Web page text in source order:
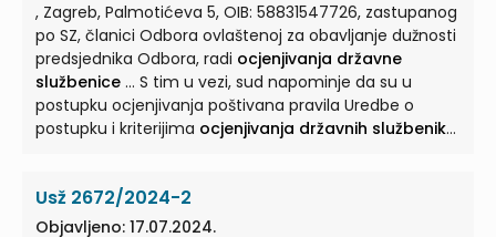
, Zagreb, Palmotićeva 5, OIB: 58831547726, zastupanog
po SZ, članici Odbora ovlaštenoj za obavljanje dužnosti
predsjednika Odbora, radi ocjenjivanja državne
službenice ... S tim u vezi, sud napominje da su u
postupku ocjenjivanja poštivana pravila Uredbe o
postupku i kriterijima ocjenjivanja državnih službenika
Usž 2672/2024-2
Objavljeno: 17.07.2024.